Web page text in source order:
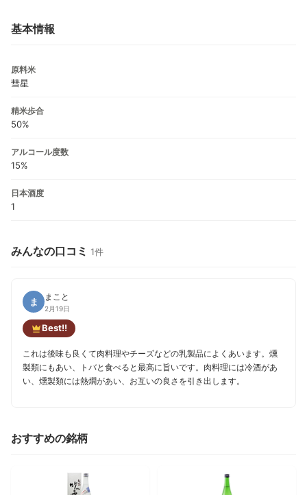
基本情報
原料米
彗星
精米歩合
50%
アルコール度数
15%
日本酒度
1
みんなの口コミ 1件
ま まこと
2月19日
Best!!
これは後味も良くて肉料理やチーズなどの乳製品によくあいます。燻
製類にもあい、トバと食べると最高に旨いです。肉料理には冷酒があ
い、燻製類には熱燗があい、お互いの良さを引き出します。
おすすめの銘柄